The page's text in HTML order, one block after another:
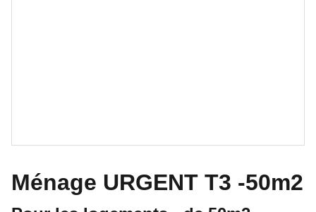
Ménage URGENT T3 -50m2